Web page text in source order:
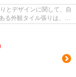
とデザインに関して、自
る外観タイル張りは、外